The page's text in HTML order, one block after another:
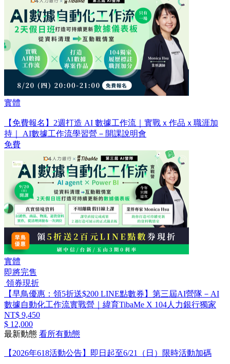
實體
【免費報名】2週打造 AI 數據工作流｜實戰ｘ作品ｘ職涯加
持｜ AI數據工作流學習營－開課說明會
免費
實體
即將完售
領券現折
【早鳥優惠：領5折送$200 LINE點數券】第三屆AI營隊－AI
數據自動化工作流實戰營｜緯育TibaMe X 104人力銀行獨家
NT$ 9,450
$ 12,000
最新動態 看所有動態
【2026年618活動公告】即日起至6/21（日）限時活動加碼